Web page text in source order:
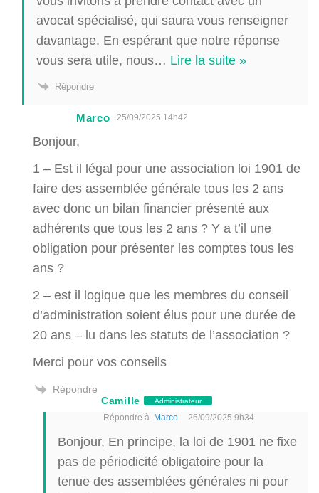
avocat spécialisé, qui saura vous renseigner
davantage. En espérant que notre réponse
vous sera utile, nous… Lire la suite »
Répondre
Marco 25/09/2025 14h42
Bonjour,
1 – Est il légal pour une association loi 1901 de
faire des assemblée générale tous les 2 ans
avec donc un bilan financier présenté aux
adhérents que tous les 2 ans ? Y a t’il une
obligation pour présenter les comptes tous les
ans ?
2 – est il logique que les membres du conseil
d’administration soient élus pour une durée de
20 ans – lu dans les statuts de l’association ?
Merci pour vos conseils
Répondre
Camille
Administrateur
Répondre à Marco 26/09/2025 9h34
Bonjour, En principe, la loi de 1901 ne fixe
pas de périodicité obligatoire pour la
tenue des assemblées générales ni pour